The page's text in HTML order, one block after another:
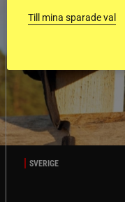
SVERIGE
Till mina sparade val